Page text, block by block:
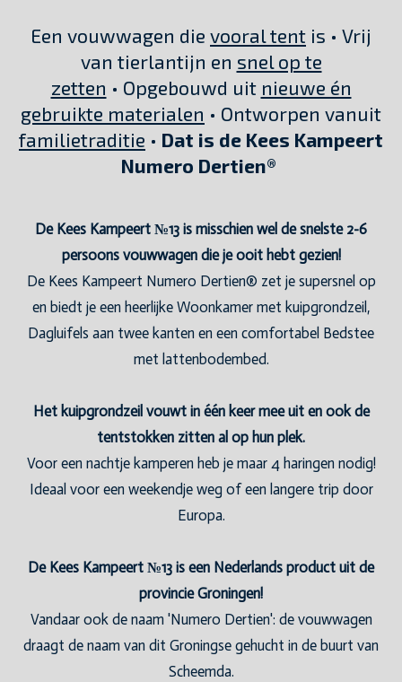
Een vouwwagen die vooral tent is • Vrij
van tierlantijn en snel op te
zetten • Opgebouwd uit nieuwe én
gebruikte materialen • Ontworpen vanuit
familietraditie • Dat is de Kees Kampeert
Numero Dertien®
De Kees Kampeert №13 is misschien wel de snelste 2-6
persoons vouwwagen die je ooit hebt gezien!
De Kees Kampeert Numero Dertien® zet je supersnel op
en biedt je een heerlijke Woonkamer met kuipgrondzeil,
Dagluifels aan twee kanten en een comfortabel Bedstee
met lattenbodembed.
Het kuipgrondzeil vouwt in één keer mee uit en ook de
tentstokken zitten al op hun plek.
Voor een nachtje kamperen heb je maar 4 haringen nodig!
Ideaal voor een weekendje weg of een langere trip door
Europa.
De Kees Kampeert №13 is een Nederlands product uit de
provincie Groningen!
Vandaar ook de naam 'Numero Dertien': de vouwwagen
draagt de naam van dit Groningse gehucht in de buurt van
Scheemda.